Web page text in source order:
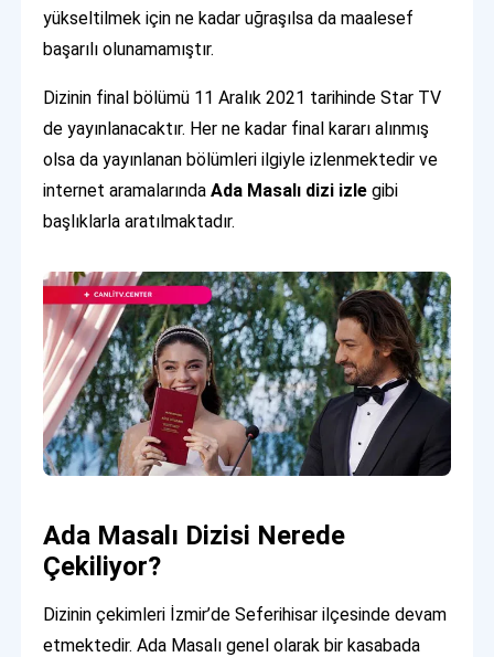
yükseltilmek için ne kadar uğraşılsa da maalesef
başarılı olunamamıştır.
Dizinin final bölümü 11 Aralık 2021 tarihinde Star TV
de yayınlanacaktır. Her ne kadar final kararı alınmış
olsa da yayınlanan bölümleri ilgiyle izlenmektedir ve
internet aramalarındaAda Masalı dizi izle gibi
başlıklarla aratılmaktadır.
Ada Masalı Dizisi Nerede
Çekiliyor?
Dizinin çekimleri İzmir’de Seferihisar ilçesinde devam
etmektedir. Ada Masalı genel olarak bir kasabada